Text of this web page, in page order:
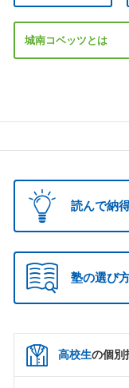
城南コベッツとは
読んで納
塾の選び
高校生の個別